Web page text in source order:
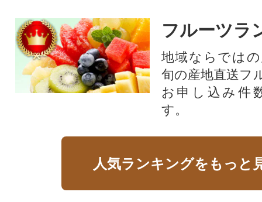
フルーツラ
地域ならでは
旬の産地直送フ
お申し込み件
す。
人気ランキングをもっと